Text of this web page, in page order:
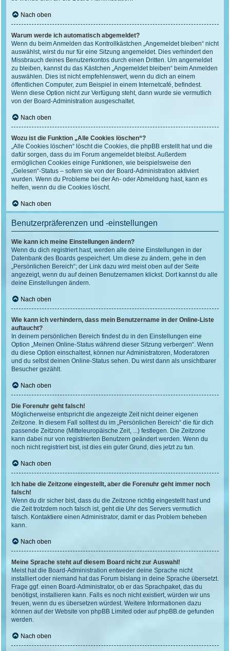
Nach oben
Warum werde ich automatisch abgemeldet?
Wenn du beim Anmelden das Kontrollkästchen „Angemeldet bleiben“ nicht
auswählst, wirst du nur für eine Sitzung angemeldet. Dies verhindert den
Missbrauch deines Benutzerkontos durch einen Dritten. Um angemeldet
zu bleiben, kannst du das Kästchen „Angemeldet bleiben“ beim Anmelden
auswählen. Dies ist nicht empfehlenswert, wenn du dich an einem
öffentlichen Computer, zum Beispiel in einem Internetcafé, befindest.
Wenn diese Option nicht zur Verfügung steht, dann wurde sie vermutlich
von der Board-Administration ausgeschaltet.
Nach oben
Wozu ist die Funktion „Alle Cookies löschen“?
„Alle Cookies löschen“ löscht die Cookies, die phpBB erstellt hat und die
dafür sorgen, dass du im Forum angemeldet bleibst. Außerdem
ermöglichen Cookies einige Funktionen, wie beispielsweise den
„Gelesen“-Status – sofern sie von der Board-Administration aktiviert
wurden. Wenn du Probleme bei der An- oder Abmeldung hast, kann es
helfen, wenn du die Cookies löscht.
Nach oben
Benutzerpräferenzen und -einstellungen
Wie kann ich meine Einstellungen ändern?
Wenn du dich registriert hast, werden alle deine Einstellungen in der
Datenbank des Boards gespeichert. Um diese zu ändern, gehe in den
„Persönlichen Bereich“; der Link dazu wird meist oben auf der Seite
angezeigt, wenn du auf deinen Benutzernamen klickst. Dort kannst du alle
deine Einstellungen ändern.
Nach oben
Wie kann ich verhindern, dass mein Benutzername in der Online-Liste
auftaucht?
In deinem persönlichen Bereich findest du in den Einstellungen eine
Option „Meinen Online-Status während dieser Sitzung verbergen“. Wenn
du diese Option einschaltest, können nur Administratoren, Moderatoren
und du selbst deinen Online-Status sehen. Du wirst dann als unsichtbarer
Besucher gezählt.
Nach oben
Die Forenuhr geht falsch!
Möglicherweise entspricht die angezeigte Zeit nicht deiner eigenen
Zeitzone. In diesem Fall solltest du im „Persönlichen Bereich“ die für dich
passende Zeitzone (Mitteleuropäische Zeit, ...) festlegen. Die Zeitzone
kann dabei nur von registrierten Benutzern geändert werden. Wenn du
noch nicht registriert bist, ist dies ein guter Grund, dies jetzt zu tun.
Nach oben
Ich habe die Zeitzone eingestellt, aber die Forenuhr geht immer noch
falsch!
Wenn du dir sicher bist, dass du die Zeitzone richtig eingestellt hast und
die Zeit trotzdem noch falsch ist, geht die Uhr des Servers vermutlich
falsch. Kontaktiere einen Administrator, damit er das Problem beheben
kann.
Nach oben
Meine Sprache steht auf diesem Board nicht zur Auswahl!
Meist hat die Board-Administration entweder deine Sprache nicht
installiert oder niemand hat das Forum bislang in deine Sprache übersetzt.
Frage ggf. einen Board-Administrator, ob er das Sprachpaket, das du
benötigst, installieren kann. Falls es noch nicht existiert, würden wir uns
freuen, wenn du es übersetzen würdest. Weitere Informationen dazu
können auf der Website von phpBB Limited oder aufphpBB.de gefunden
werden.
Nach oben